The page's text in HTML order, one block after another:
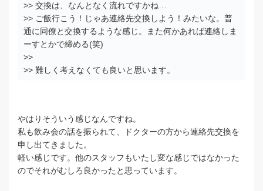
>> 交換は、なんとなく流れですかね…
>> ご飯行こう！じゃあ連絡先交換しよう！みたいな。普
通に同僚と交換するような感じ。また何かあれば連絡しま
ーすとかで締める(笑)
>>
>> 難しく考えなくても良いと思います。
やはりそういう感じなんですね。
私も飲み会の話を振られて、ドクターの方から連絡先交換を
申し出てきました。
軽い感じです。他のスタッフもいたし変な感じではなかった
のでそれがむしろ良かったと思っています。